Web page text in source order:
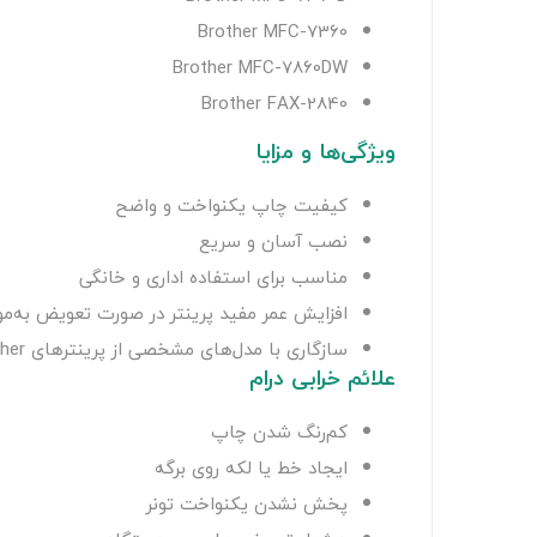
Brother MFC-7360
Brother MFC-7860DW
Brother FAX-2840
ویژگی‌ها و مزایا
کیفیت چاپ یکنواخت و واضح
نصب آسان و سریع
مناسب برای استفاده اداری و خانگی
افزایش عمر مفید پرینتر در صورت تعویض
سازگاری با مدل‌های مشخصی از پرینترهای Brother
علائم خرابی درام
کم‌رنگ شدن چاپ
ایجاد خط یا لکه روی برگه
پخش نشدن یکنواخت تونر